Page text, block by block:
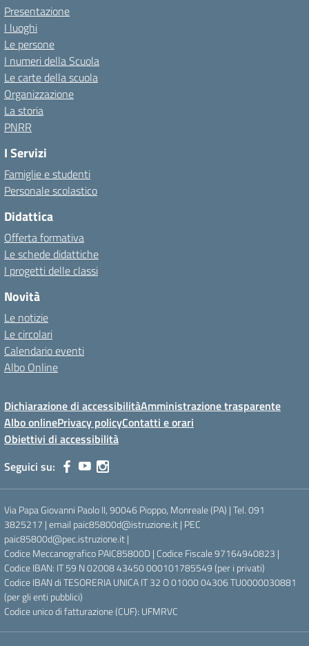
Presentazione
I luoghi
Le persone
I numeri della Scuola
Le carte della scuola
Organizzazione
La storia
PNRR
I Servizi
Famiglie e studenti
Personale scolastico
Didattica
Offerta formativa
Le schede didattiche
I progetti delle classi
Novità
Le notizie
Le circolari
Calendario eventi
Albo Online
Dichiarazione di accessibilitàAmministrazione trasparente
Albo onlinePrivacy policyContatti e orari
Obiettivi di accessibilità
Seguici su:
Via Papa Giovanni Paolo II, 90046 Pioppo, Monreale (PA) | Tel. 091
3825217 | email paic85800d@istruzione.it | PEC
paic85800d@pec.istruzione.it |
Codice Meccanografico PAIC85800D | Codice Fiscale 97164940823 |
Codice IBAN: IT 59 N 02008 43450 000101785549 (per i privati)
Codice IBAN di TESORERIA UNICA IT 32 O 01000 04306 TU0000030881
(per gli enti pubblici)
Codice unico di fatturazione (CUF): UFMRVC